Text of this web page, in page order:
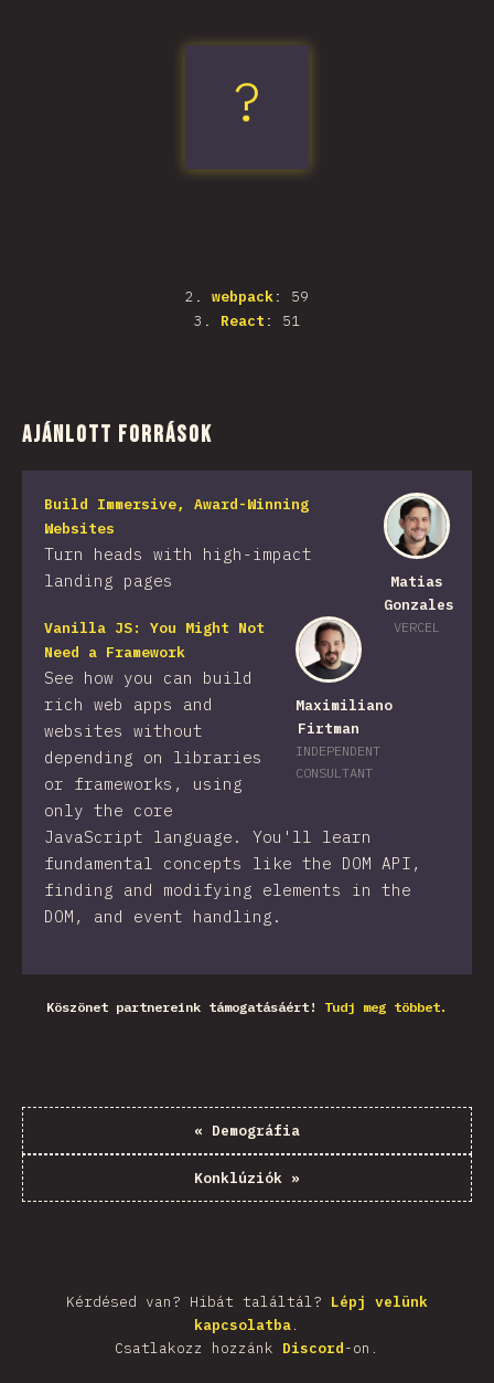
?
Next.js
2 . webpack: 59
3 . React : 51
Ajánlott források
Matias
Gonzales
VERCEL
Build Immersive, Award-Winning
Websites
Turn heads with high-impact
landing pages
Maximiliano
Firtman
INDEPENDENT
CONSULTANT
Vanilla JS: You Might Not
Need a Framework
See how you can build
rich web apps and
websites without
depending on libraries
or frameworks, using
only the core
JavaScript language. You'll learn
fundamental concepts like the DOM API,
finding and modifying elements in the
DOM, and event handling.
Köszönet partnereink támogatásáért! Tudj meg többet.
« Demográfia
Konklúziók »
Kérdésed van? Hibát találtál? Lépj velünk
kapcsolatba.
Csatlakozz hozzánk Discord-on.